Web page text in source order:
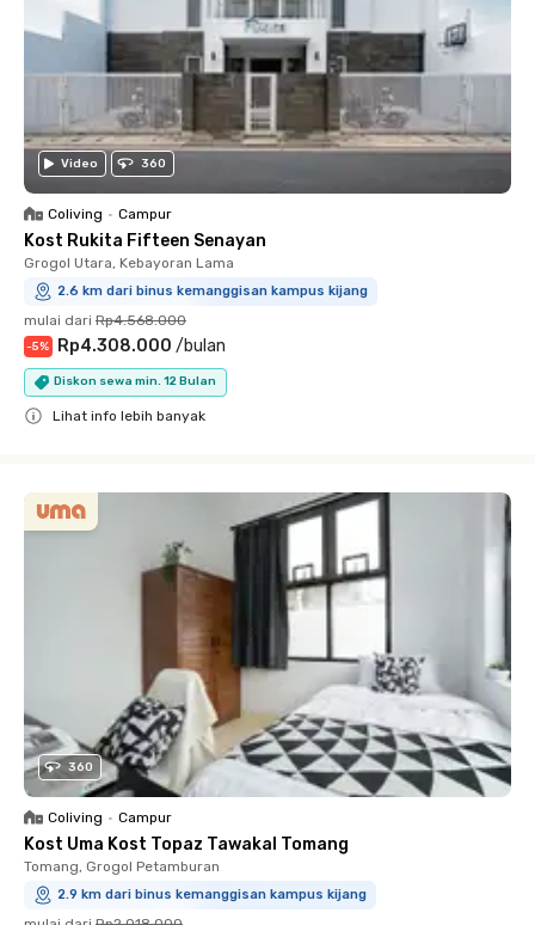
Video 360
Coliving • Campur
Kost Rukita Fifteen Senayan
Grogol Utara, Kebayoran Lama
2.6 km dari binus kemanggisan kampus kijang
mulai dari Rp4.568.000
-5% Rp4.308.000 /bulan
Diskon sewa min. 12 Bulan
Lihat info lebih banyak
360
Coliving • Campur
Kost Uma Kost Topaz Tawakal Tomang
Tomang, Grogol Petamburan
2.9 km dari binus kemanggisan kampus kijang